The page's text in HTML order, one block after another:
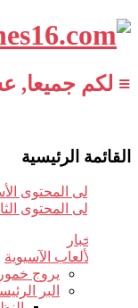
≡ لكم
القائمة الرئيسية
تخطي إلى المحتوى
تخطي إلى المحتوى
أخبار
الألعاب الآسيوية
يروج خمور
البر